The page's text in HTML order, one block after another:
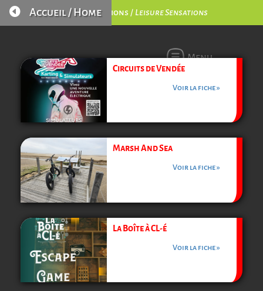
Loisirs Sensations / Leisure Sensations
 Accueil / Home
Menu
Circuits de Vendée
Voir la fiche »
Marsh And Sea
Voir la fiche »
La Boîte à CL-é
Voir la fiche »